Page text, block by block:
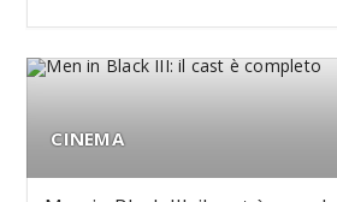
CINEMA